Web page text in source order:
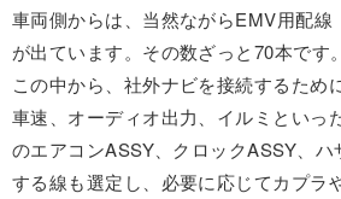
車両側からは、当然ながらEMV用配線
が出ています。その数ざっと70本です。
この中から、社外ナビを接続するため
車速、オーディオ出力、イルミといっ
のエアコンASSY、クロックASSY、
する線も選定し、必要に応じてカプラ